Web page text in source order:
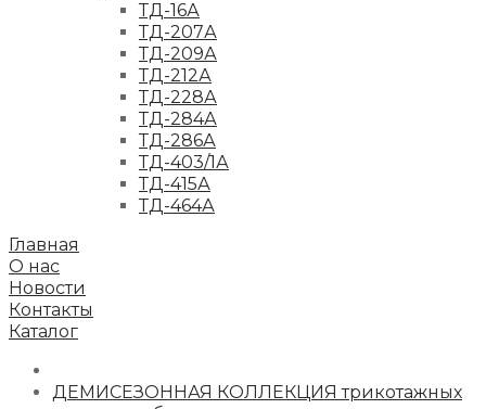
ТД-16А
ТД-207А
ТД-209А
ТД-212А
ТД-228А
ТД-284А
ТД-286А
ТД-403/1А
ТД-415А
ТД-464А
Главная
О нас
Новости
Контакты
Каталог
ДЕМИСЕЗОННАЯ КОЛЛЕКЦИЯ трикотажных